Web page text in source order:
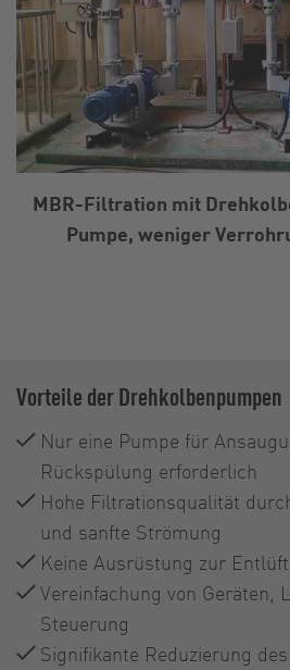
MBR-Filtration mit
Pumpe, weniger
Vorteile der Drehkolbenpumpen
Nur eine Pumpe für
Rückspülung erforderlich
Hohe Filtrationsqualität
und sanfte Strömung
Keine Ausrüstung zur
Vereinfachung von Geräten,
Steuerung
Signifikante Reduzierung des